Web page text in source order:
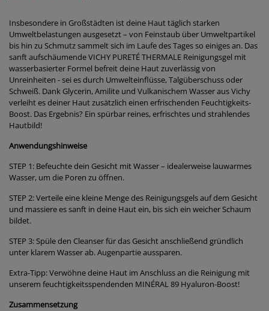
Insbesondere in Großstädten ist deine Haut täglich starken
Umweltbelastungen ausgesetzt – von Feinstaub über Umweltpartikel
bis hin zu Schmutz sammelt sich im Laufe des Tages so einiges an. Das
sanft aufschäumende VICHY PURETÉ THERMALE Reinigungsgel mit
wasserbasierter Formel befreit deine Haut zuverlässig von
Unreinheiten - sei es durch Umwelteinflüsse, Talgüberschuss oder
Schweiß. Dank Glycerin, Amilite und Vulkanischem Wasser aus Vichy
verleiht es deiner Haut zusätzlich einen erfrischenden Feuchtigkeits-
Boost. Das Ergebnis? Ein spürbar reines, erfrischtes und strahlendes
Hautbild!
Anwendungshinweise
STEP 1: Befeuchte dein Gesicht mit Wasser – idealerweise lauwarmes
Wasser, um die Poren zu öffnen.
STEP 2: Verteile eine kleine Menge des Reinigungsgels auf dem Gesicht
und massiere es sanft in deine Haut ein, bis sich ein weicher Schaum
bildet.
STEP 3: Spüle den Cleanser für das Gesicht anschließend gründlich
unter klarem Wasser ab. Augenpartie aussparen.
Extra-Tipp: Verwöhne deine Haut im Anschluss an die Reinigung mit
unserem feuchtigkeitsspendenden MINÉRAL 89 Hyaluron-Boost!
Zusammensetzung